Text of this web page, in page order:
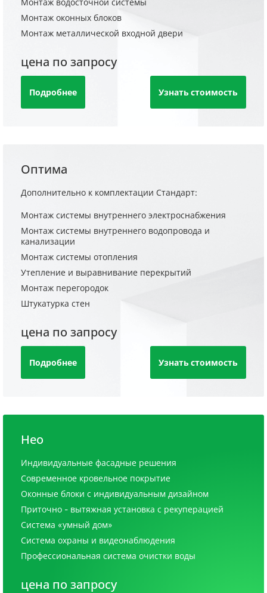
Монтаж оконных блоков
Монтаж металлической входной двери
цена по запросу
Подробнее Узнать стоимость
Оптима
Дополнительно к комплектации Стандарт:
Монтаж системы внутреннего электроснабжения
Монтаж системы внутреннего водопровода и
канализации
Монтаж системы отопления
Утепление и выравнивание перекрытий
Монтаж перегородок
Штукатурка стен
цена по запросу
Подробнее Узнать стоимость
Нео
Индивидуальные фасадные решения
Современное кровельное покрытие
Оконные блоки с индивидуальным дизайном
Приточно - вытяжная установка с рекуперацией
Система «умный дом»
Система охраны и видеонаблюдения
Профессиональная система очистки воды
цена по запросу